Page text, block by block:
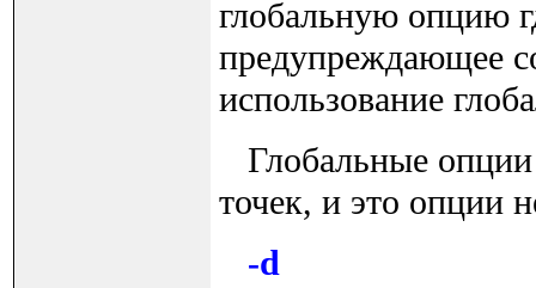
глобальную опцию
предупреждающее
использование
Глобальные опции
точек, и это опции
-d